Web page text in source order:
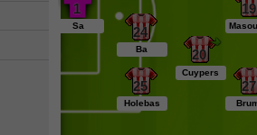
1
Sa
19
24
Ba 20
Cuypers
25
Holebas
27